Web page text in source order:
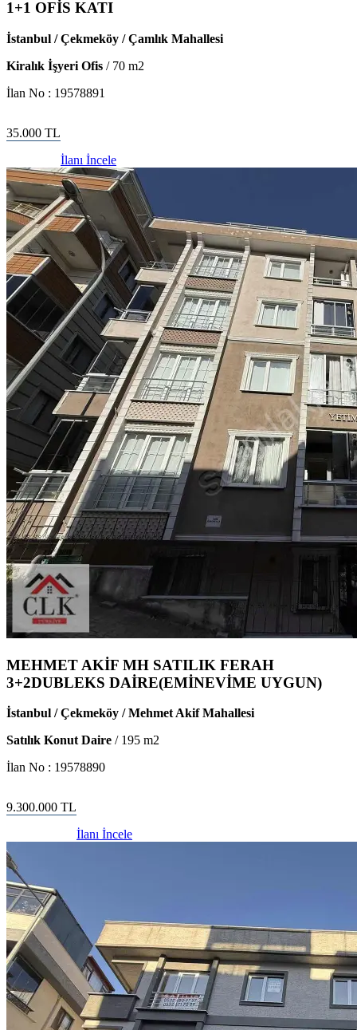
1+1 OFİS KATI
İstanbul / Çekmeköy / Çamlık Mahallesi
Kiralık İşyeri Ofis / 70 m2
İlan No : 19578891
35.000 TL
İlanı İncele
MEHMET AKİF MH SATILIK FERAH
3+2DUBLEKS DAİRE(EMİNEVİME UYGUN)
İstanbul / Çekmeköy / Mehmet Akif Mahallesi
Satılık Konut Daire / 195 m2
İlan No : 19578890
9.300.000 TL
İlanı İncele